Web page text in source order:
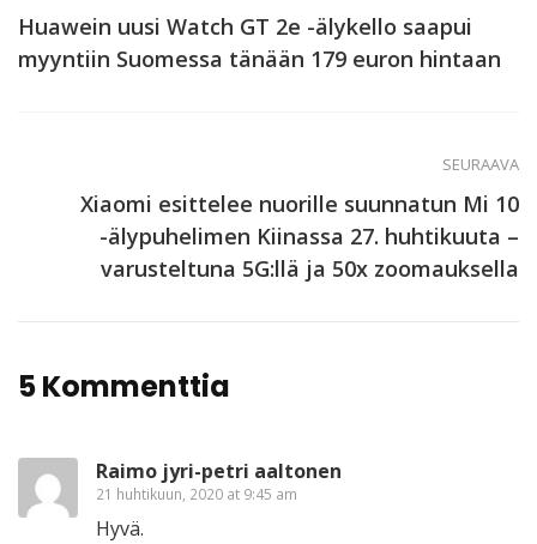
Huawein uusi Watch GT 2e -älykello saapui
myyntiin Suomessa tänään 179 euron hintaan
SEURAAVA
Xiaomi esittelee nuorille suunnatun Mi 10
-älypuhelimen Kiinassa 27. huhtikuuta –
varusteltuna 5G:llä ja 50x zoomauksella
5 Kommenttia
Raimo jyri-petri aaltonen
21 huhtikuun, 2020 at 9:45 am
Hyvä.